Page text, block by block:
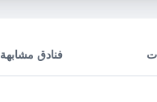
فنادق مشابهة